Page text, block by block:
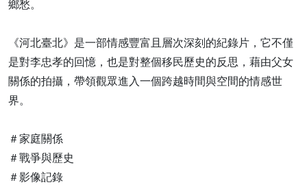
鄉愁。
《河北臺北》是一部情感豐富且層次深刻的紀錄片，它不僅
是對李忠孝的回憶，也是對整個移民歷史的反思，藉由父女
關係的拍攝，帶領觀眾進入一個跨越時間與空間的情感世
界。
＃家庭關係
＃戰爭與歷史
＃影像記錄